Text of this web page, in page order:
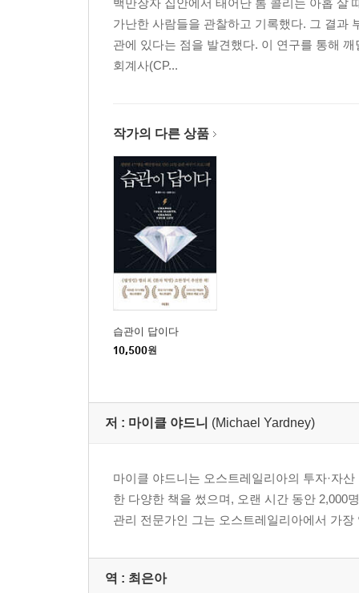
백만장자 집안에서 태어난 톰 콜리는 아홉 살
가난한 사람들을 관찰하고 기록했다. 그 결과
관에 있다는 점을 발견했다. 이 연구를 통해
회계사(CP...
작가의 다른 상품
습관이 답이다
10,500원
저 : 마이클 야드니 (Michael Yardney)
마이클 야드니는 오스트레일리아의 투자·자
한 다양한 책을 썼으며, 오랜 시간 동안 2,000
관리 전문가인 그는 오스트레일리아에서 가장
역 : 최은아